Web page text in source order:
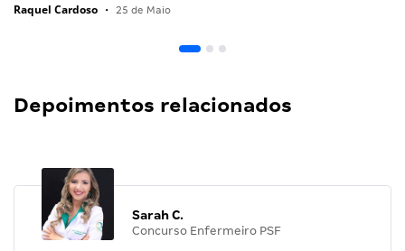
Raquel Cardoso • 25 de Maio
Depoimentos relacionados
Sarah C.
Concurso Enfermeiro PSF